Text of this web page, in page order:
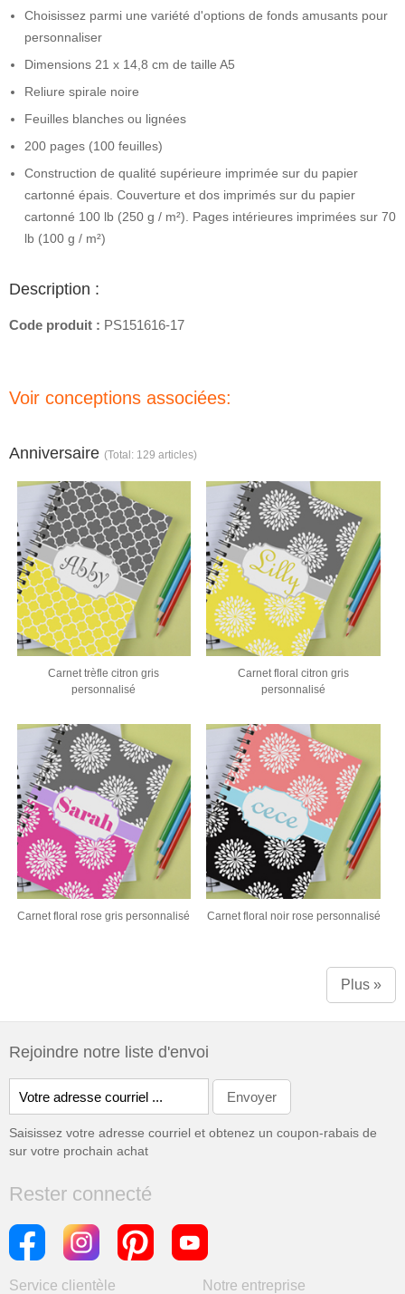
Choisissez parmi une variété d'options de fonds amusants pour
personnaliser
Dimensions 21 x 14,8 cm de taille A5
Reliure spirale noire
Feuilles blanches ou lignées
200 pages (100 feuilles)
Construction de qualité supérieure imprimée sur du papier
cartonné épais. Couverture et dos imprimés sur du papier
cartonné 100 lb (250 g / m²). Pages intérieures imprimées sur 70
lb (100 g / m²)
Description :
Code produit : PS151616-17
Voir conceptions associées:
Anniversaire (Total: 129 articles)
Carnet trèfle citron gris
personnalisé
Carnet floral citron gris
personnalisé
Carnet floral rose gris personnalisé Carnet floral noir rose personnalisé
Plus »
Rejoindre notre liste d'envoi
Saisissez votre adresse courriel et obtenez un coupon-rabais de
sur votre prochain achat
Rester connecté
Service clientèle
Notre entreprise